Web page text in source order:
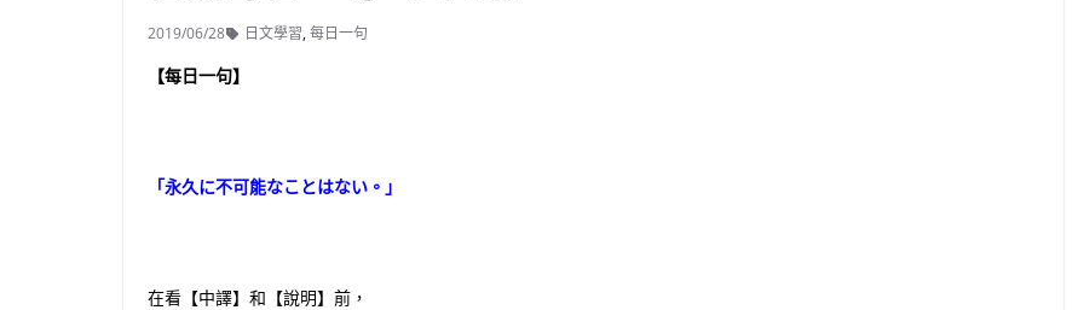
2019/06/28 日文學習,每日一句
【每日一句】
「永久に不可能なことはない。」
在看【中譯】和【說明】前，